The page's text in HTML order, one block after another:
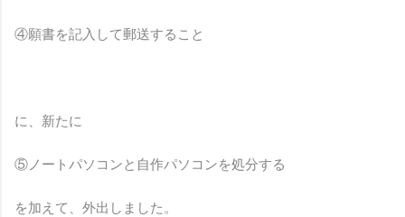
④願書を記入して郵送すること
に、新たに
⑤ノートパソコンと自作パソコンを処分する
を加えて、外出しました。